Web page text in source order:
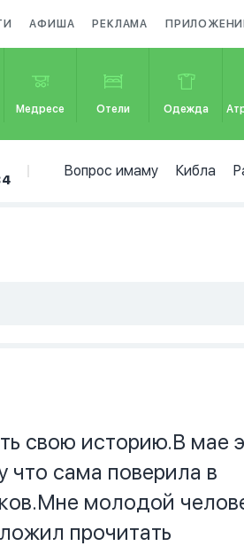
АФИША РЕКЛАМА
Медресе Отели Одежда
Вопрос имаму Кибла
свою историю.В мае
сама поверила в
молодой
прочитать